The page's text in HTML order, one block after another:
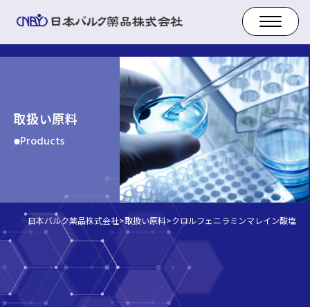
取扱い原料
Products
日本バルク薬品株式会社>取扱い原料>クロルフェニラミンマレイン酸塩